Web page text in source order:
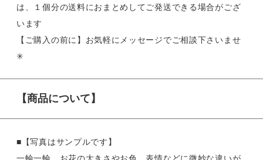
は、１個分の送料におまとめしてご発送できる場合がござ
います
【ご購入の前に】お気軽にメッセージでご相談下さいませ
✳︎
【商品について】
■【写真はサンプルです】
一輪一輪、お花の大きさやお色、表情などに微妙な違いが